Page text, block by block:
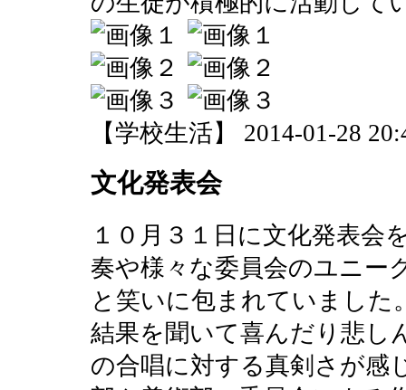
【学校生活】 2014-01-28
文化発表会
１０月３１日に文化発表会
奏や様々な委員会のユニー
と笑いに包まれていました
結果を聞いて喜んだり悲し
の合唱に対する真剣さが感